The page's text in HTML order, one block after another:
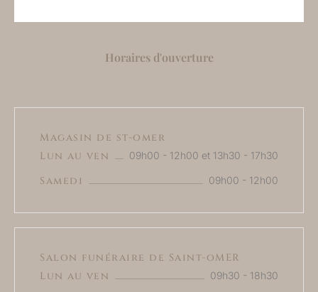
Horaires d'ouverture
Magasin de st-omer
Lun au ven
09h00 - 12h00 et 13h30 - 17h30
Samedi 09h00 - 12h00
Salon funéraire de Saint-oMER
Lun au ven
09h30 - 18h30